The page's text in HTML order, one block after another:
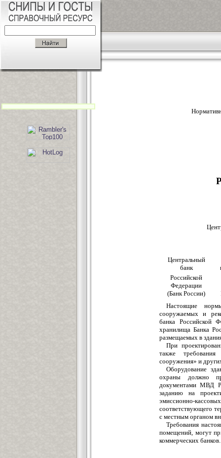
Центральный
банк
Российской
Федерации
(Банк России)
Настоящие
сооружаемых и
банка Российской
хранилища Банка
размещаемых в
При
также
сооружения» и
Оборудование
охраны должно
документами МВД
заданию на
эмиссионно-
соответствующего
с местным органом
Требования
помещений, могут
коммерческих банков.